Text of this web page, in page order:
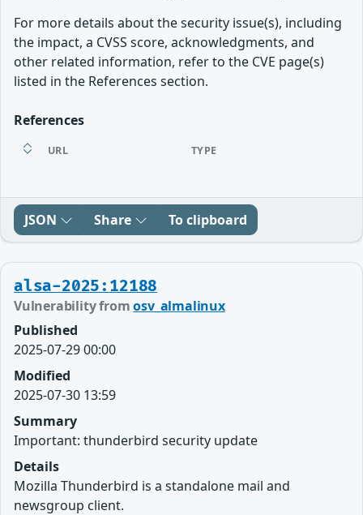
For more details about the security issue(s), including
the impact, a CVSS score, acknowledgments, and
other related information, refer to the CVE page(s)
listed in the References section.
References
URL TYPE
JSON Share To clipboard
alsa-2025:12188
Vulnerability fromosv_almalinux
Published
2025-07-29 00:00
Modified
2025-07-30 13:59
Summary
Important: thunderbird security update
Details
Mozilla Thunderbird is a standalone mail and
newsgroup client.